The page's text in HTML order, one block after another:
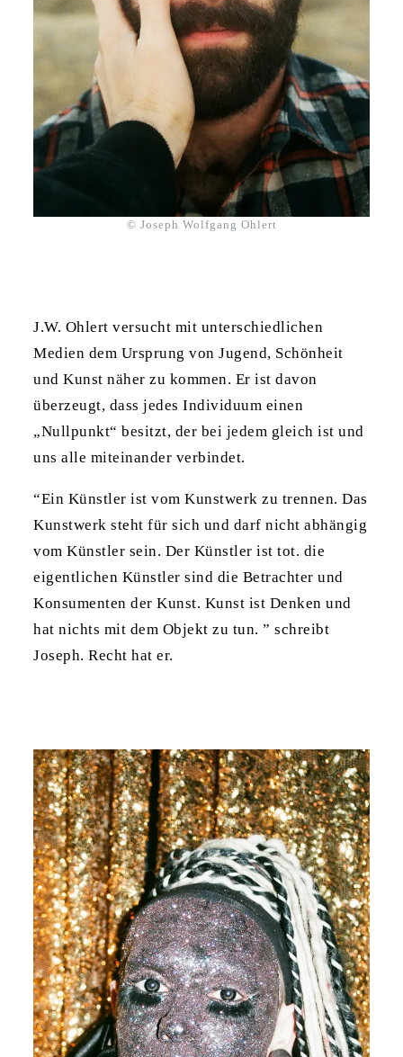
© Joseph Wolfgang Ohlert
J.W. Ohlert versucht mit unterschiedlichen
Medien dem Ursprung von Jugend, Schönheit
und Kunst näher zu kommen. Er ist davon
überzeugt, dass jedes Individuum einen
„Nullpunkt“ besitzt, der bei jedem gleich ist und
uns alle miteinander verbindet.
“Ein Künstler ist vom Kunstwerk zu trennen. Das
Kunstwerk steht für sich und darf nicht abhängig
vom Künstler sein. Der Künstler ist tot. die
eigentlichen Künstler sind die Betrachter und
Konsumenten der Kunst. Kunst ist Denken und
hat nichts mit dem Objekt zu tun. ” schreibt
Joseph. Recht hat er.